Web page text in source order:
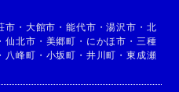
市 ・ 大館市 ・能代市 ・湯沢市 ・ 北
・仙北市 ・ 美郷町 ・ にかほ市 ・ 三種
・ 八峰町 ・ 小坂町 ・ 井川町 ・ 東成瀬